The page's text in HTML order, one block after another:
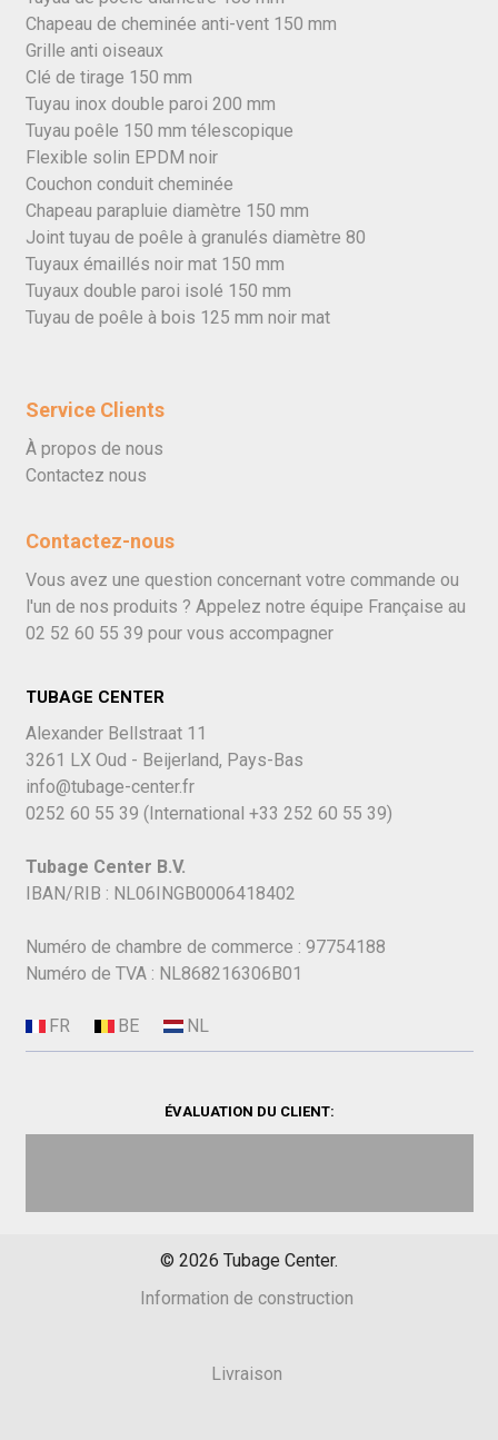
Chapeau de cheminée anti-vent 150 mm
Grille anti oiseaux
Clé de tirage 150 mm
Tuyau inox double paroi 200 mm
Tuyau poêle 150 mm télescopique
Flexible solin EPDM noir
Couchon conduit cheminée
Chapeau parapluie diamètre 150 mm
Joint tuyau de poêle à granulés diamètre 80
Tuyaux émaillés noir mat 150 mm
Tuyaux double paroi isolé 150 mm
Tuyau de poêle à bois 125 mm noir mat
Service Clients
À propos de nous
Contactez nous
Contactez-nous
Vous avez une question concernant votre commande ou
l'un de nos produits ? Appelez notre équipe Française au
02 52 60 55 39 pour vous accompagner
TUBAGE CENTER
Alexander Bellstraat 11
3261 LX Oud - Beijerland, Pays-Bas
info@tubage-center.fr
0252 60 55 39 (International +33 252 60 55 39)
Tubage Center B.V.
IBAN/RIB : NL06INGB0006418402
Numéro de chambre de commerce : 97754188
Numéro de TVA : NL868216306B01
ÉVALUATION DU CLIENT:
© 2026 Tubage Center.
Information de construction
Livraison